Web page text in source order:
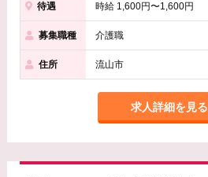
待遇 時給 1,600円〜1,600円
募集職種 介護職
住所 流山市
求人詳細を見る